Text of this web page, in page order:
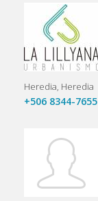
Heredia Heredia
+506 8344-7655